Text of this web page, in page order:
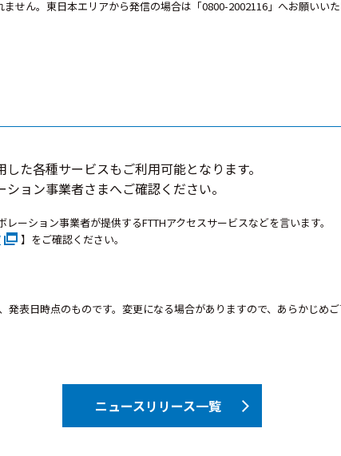
せん。東日本エリアから発信の場合は「0800-2002116」へお願いいた
た各種サービスもご利用可能となります。
ョン事業者さまへご確認ください。
ーション事業者が提供するFTTHアクセスサービスなどを言います。
】をご確認ください。
発表日時点のものです。変更になる場合がありますので、あらかじめ
ニュースリリース一覧